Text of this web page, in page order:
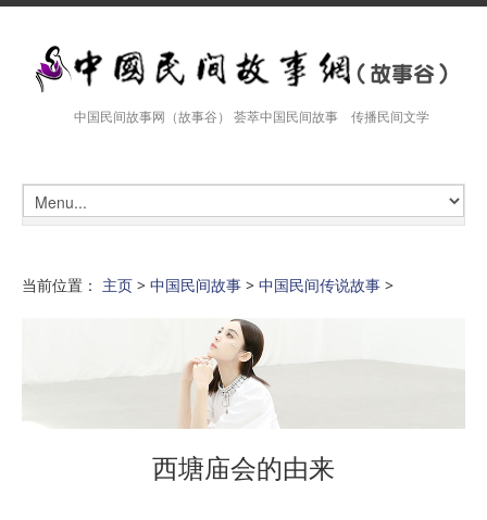
中国民间故事网（故事谷） 荟萃中国民间故事 传播民间文学
当前位置： 主页 > 中国民间故事 > 中国民间传说故事 >
西塘庙会的由来